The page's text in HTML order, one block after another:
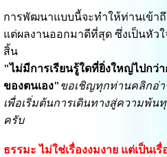
การพัฒนาแบบนี้จะทำให้ท่านเข้า
แต่ผลงานออกมาดีที่สุด ซึ่งเป็นหัว
สิ้น
"ไม่มีการเรียนรู้ใดที่ยิ่งใหญ่ไปกว่า
ของตนเอง" ขอเชิญทุกท่านคลิกอ่า
เพื่อเริ่มต้นการเดินทางสู่ความพ้น
ครับ
ธรรมะ ไม่ใช่เรื่องงมงาย แต่เป็น